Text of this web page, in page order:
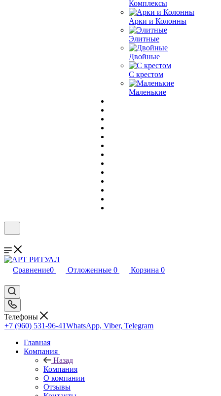
Комплексы
Арки и Колонны
Элитные
Двойные
С крестом
Маленькие
Сравнение0 Отложенные 0 Корзина 0
Телефоны
+7 (960) 531-96-41WhatsApp, Viber, Telegram
Главная
Компания
Назад
Компания
О компании
Отзывы